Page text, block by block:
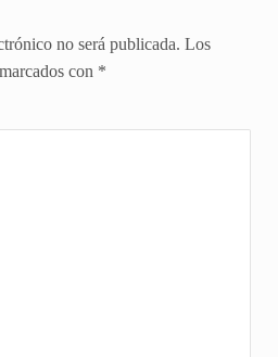
no será publicada. Los
con *